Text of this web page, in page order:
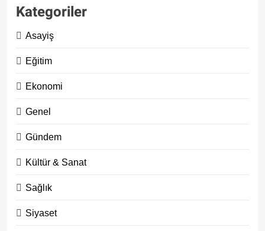
Kategoriler
Asayiş
Eğitim
Ekonomi
Genel
Gündem
Kültür & Sanat
Sağlık
Siyaset